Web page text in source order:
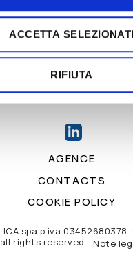
ACCETTA SELEZIONATI
RIFIUTA
AGENCE
CONTACTS
COOKIE POLICY
ICA spa p.iva
all rights reserved - Note